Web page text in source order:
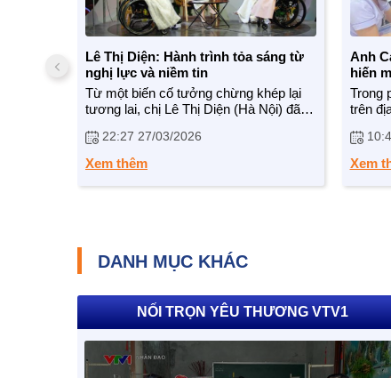
Lê Thị Diện: Hành trình tỏa sáng từ
nghị lực và niềm tin
Từ một biến cố tưởng chừng khép lại
tương lai, chị Lê Thị Diện (Hà Nội) đã
lại cuộc đời mình. Không chỉ sống tự
lập, chị còn tự tin tỏa sáng trên sàn diễn
thời trang đặc biệt dành cho người
khuyết tật.
22:27 27/03/2026
Xem thêm
Anh
hiến
tỏa
Trong
trên
tiêu
bỉ và
Xem
DANH MỤC KHÁC
NỐI TRỌN YÊU THƯƠNG VTV1